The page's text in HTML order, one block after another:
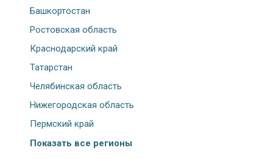
Башкортостан
Ростовская область
Краснодарский край
Татарстан
Челябинская область
Нижегородская область
Пермский край
Показать все регионы